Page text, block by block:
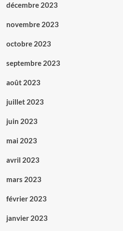
décembre 2023
novembre 2023
octobre 2023
septembre 2023
août 2023
juillet 2023
juin 2023
mai 2023
avril 2023
mars 2023
février 2023
janvier 2023